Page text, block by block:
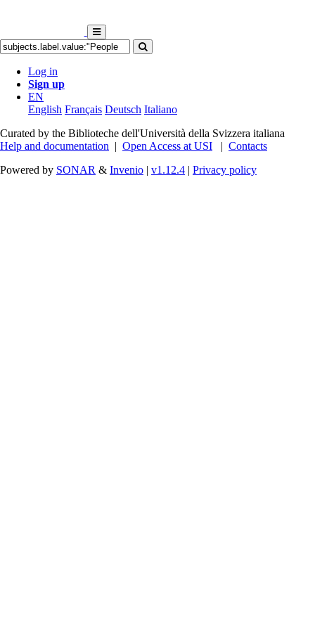
Log in
Sign up
EN
English Français Deutsch Italiano
Curated by the Biblioteche dell'Università della Svizzera italiana
Help and documentation | Open Access at USI | Contacts
Powered by SONAR & Invenio | v1.12.4 | Privacy policy